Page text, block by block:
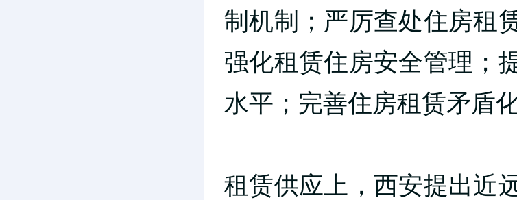
制机制；严厉查处住房租
强化租赁住房安全管理；
水平；完善住房租赁矛盾
租赁供应上，西安提出近